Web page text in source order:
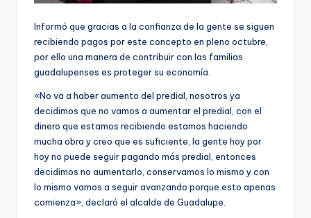
Informó que gracias a la confianza de la gente se siguen
recibiendo pagos por este concepto en pleno octubre,
por ello una manera de contribuir con las familias
guadalupenses es proteger su economía.
«No va a haber aumento del predial, nosotros ya
decidimos que no vamos a aumentar el predial, con el
dinero que estamos recibiendo estamos haciendo
mucha obra y creo que es suficiente, la gente hoy por
hoy no puede seguir pagando más predial, entonces
decidimos no aumentarlo, conservamos lo mismo y con
lo mismo vamos a seguir avanzando porque esto apenas
comienza», declaró el alcalde de Guadalupe.